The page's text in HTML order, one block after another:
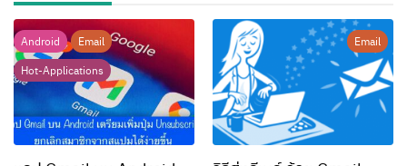
Android
Email
Hot-Applications
Email